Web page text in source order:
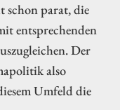
schon parat, die
entsprechenden
Der
also
Umfeld die